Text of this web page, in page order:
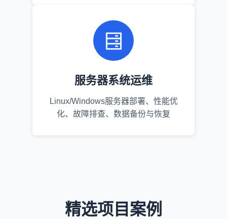
服务器系统运维
Linux/Windows服务器部署、性能优
化、故障排查、数据备份与恢复
精选项目案例